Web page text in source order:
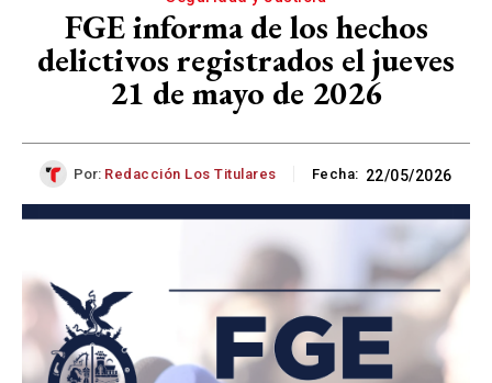
FGE informa de los hechos
delictivos registrados el jueves
21 de mayo de 2026
Por: Redacción Los Titulares Fecha: 22/05/2026